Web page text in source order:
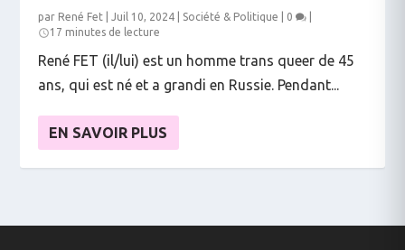
par René Fet |Juil 10, 2024 Société & Politique 0
17 minutes de lecture
René FET (il/lui) est un homme trans queer de 45
ans, qui est né et a grandi en Russie. Pendant...
EN SAVOIR PLUS